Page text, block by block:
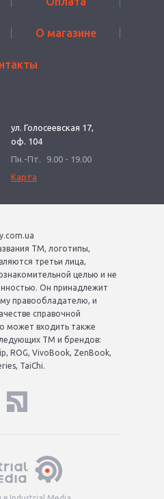
О магазине
ул. Голосеевская 17,
оф. 104
Пн.-Пт.
9.00 - 19.00
Карта
ТМ, логотипы,
третьи лица,
целью и не
Он принадлежит
правообладателю, и
справочной
может входить также
ТМ и брендов:
ROG, VivoBook, ZenBook,
TaiChi.